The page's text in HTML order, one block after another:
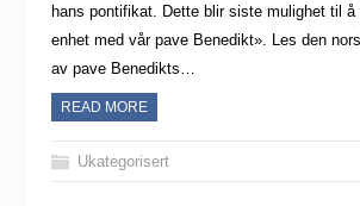
hans pontifikat. Dette blir siste mulighet til å
enhet med vår pave Benedikt». Les den
av pave Benedikts…
READ MORE
Ukategorisert